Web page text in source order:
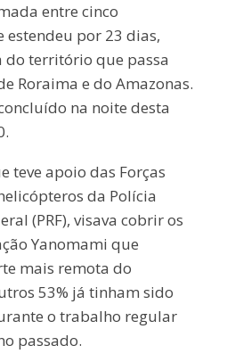
entre cinco
estendeu por 23 dias,
território que passa
Roraima e do Amazonas.
na noite desta
teve apoio das Forças
da Polícia
(PRF), visava cobrir os
Yanomami que
mais remota do
53% já tinham sido
o trabalho regular
passado.